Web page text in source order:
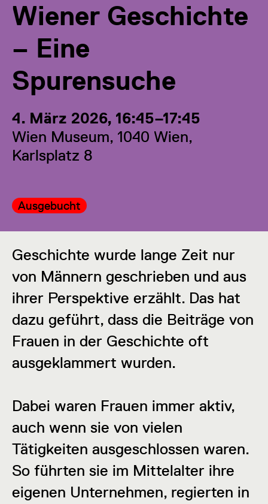
Wiener Geschichte
– Eine
Spurensuche
4. März 2026, 16:45–17:45
Wien Museum, 1040 Wien,
Karlsplatz 8
Kategorie:
Ausgebucht
Geschichte wurde lange Zeit nur
von Männern geschrieben und aus
ihrer Perspektive erzählt. Das hat
dazu geführt, dass die Beiträge von
Frauen in der Geschichte oft
ausgeklammert wurden.
Dabei waren Frauen immer aktiv,
auch wenn sie von vielen
Tätigkeiten ausgeschlossen waren.
So führten sie im Mittelalter ihre
eigenen Unternehmen, regierten in